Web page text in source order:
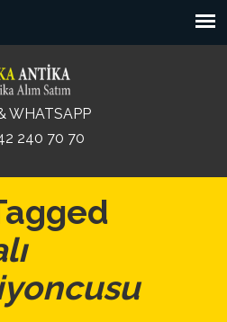
WHATSAPP
240 70 70